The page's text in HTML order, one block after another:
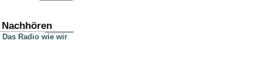
Das Radio wie wir